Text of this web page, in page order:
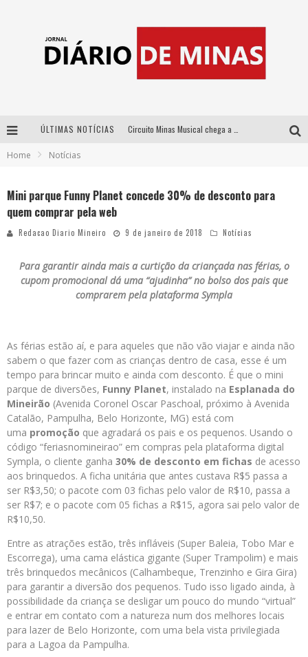
ÚLTIMAS NOTÍCIAS
Home Notícias
Mini parque Funny Planet concede 30% de desconto para
quem comprar pela web
Redacao Diario Mineiro 9 de janeiro de 2018 Notícias
Para garantir ainda mais a curtição da criançada nas férias, o
cupom promocional dá uma “ajudinha” no bolso dos pais que
comprarem pela plataforma Sympla
As férias estão aí, e para aqueles que não vão viajar e ainda não
sabem o que fazer com as crianças dentro de casa, esse é um
tempo para brincar muito e ainda com desconto. É que o mini
parque de diversões, Funny Planet, instalado na Esplanada do
Mineirão (Avenida Coronel Oscar Paschoal, próximo à Avenida
Catalão, Pampulha, Belo Horizonte, MG) está com
uma promoção que agradará os pais e os pequenos. Usando o
código “feriasnomineirao” em compras pela plataforma digital
Sympla, o cliente ganha 30% de desconto em fichas de acesso
aos brinquedos. A ficha unitária que antes custava R$5 passa a
ser R$3,50; o pacote com 03 fichas pelo valor de R$10, passa a
ser R$7; e o pacote com 05 fichas a R$15, agora sai pelo valor de
R$10,50.
Entre as atrações estão, três infláveis (Super Baleia, Tobo Mar e
Escorrega), uma cama elástica gigante (Super Trampolim) e mais
três brinquedos mecânicos (Calhambeque, Trenzinho e Gira Gira)
para garantir a diversão dos pequenos. Tudo isso ligado ainda, à
possibilidade da criança se desligar um pouco do mundo “virtual”
e entrar em contato com a natureza num dos melhores locais
para lazer de Belo Horizonte, com uma bela vista privilegiada
para a Lagoa da Pampulha.